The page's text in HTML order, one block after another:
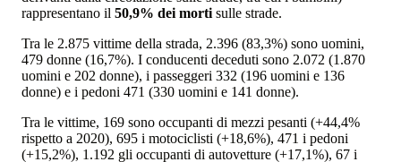
rappresentano il 50,9% dei morti sulle strade.
Tra le 2.875 vittime della strada, 2.396 (83,3%) sono uomini,
479 donne (16,7%). I conducenti deceduti sono 2.072 (1.870
uomini e 202 donne), i passeggeri 332 (196 uomini e 136
donne) e i pedoni 471 (330 uomini e 141 donne).
Tra le vittime, 169 sono occupanti di mezzi pesanti (+44,4%
rispetto a 2020), 695 i motociclisti (+18,6%), 471 i pedoni
(+15,2%), 1.192 gli occupanti di autovetture (+17,1%), 67 i